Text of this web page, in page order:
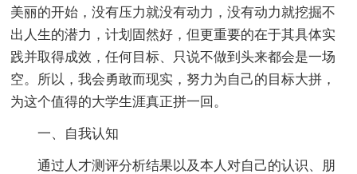
美丽的开始，没有压力就没有动力，没有动力就挖掘不
出人生的潜力，计划固然好，但更重要的在于其具体实
践并取得成效，任何目标、只说不做到头来都会是一场
空。所以，我会勇敢而现实，努力为自己的目标大拼，
为这个值得的大学生涯真正拼一回。
一、自我认知
通过人才测评分析结果以及本人对自己的认识、朋